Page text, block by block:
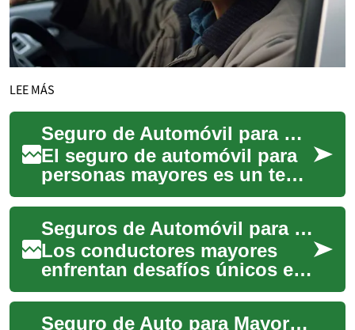
LEE MÁS
Seguro de Automóvil para Personas Mayores: Lo Que Necesitas Saber
El seguro de automóvil para
personas mayores es un tema
de gran importancia en la
actualidad. A medida que la
poblaci...
Seguros de Automóvil para Conductores Mayores: Protección Especializada
Los conductores mayores
enfrentan desafíos únicos en
la carretera, y los seguros de
automóvil para este grupo
Seguro de Auto para Mayores: Guía Completa 2025